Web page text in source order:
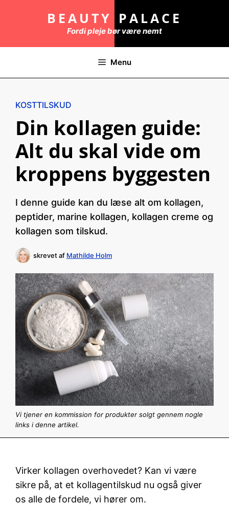
BEAUTY PALACE
Fordi pleje bør være nemt
Menu
KOSTTILSKUD
Din kollagen guide:
Alt du skal vide om
kroppens byggesten
I denne guide kan du læse alt om kollagen,
peptider, marine kollagen, kollagen creme og
kollagen som tilskud.
skrevet af Mathilde Holm
Vi tjener en kommission for produkter solgt gennem nogle
links i denne artikel.
Virker kollagen overhovedet? Kan vi være
sikre på, at et kollagentilskud nu også giver
os alle de fordele, vi hører om.